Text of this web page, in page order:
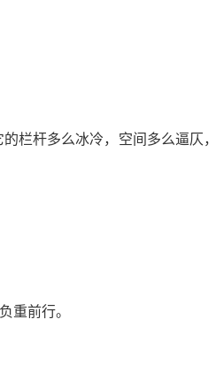
栏杆多么冰冷，空间多么逼仄
重前行。